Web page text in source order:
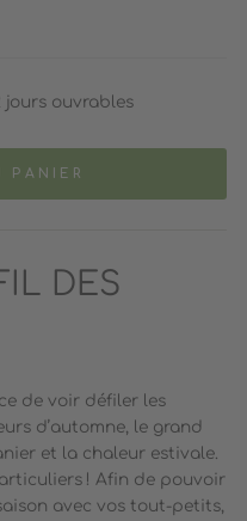
jours ouvrables
PANIER
DES
de voir défiler les
d’automne, le grand
et la chaleur estivale.
! Afin de pouvoir
avec vos tout-petits,